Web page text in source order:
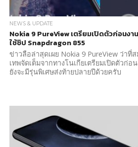
NEWS & UPDATE
Nokia 9 PureView เตรียมเปิดตัวก่อนงา
ใช้ชิป Snapdragon 855
ข่าวลือล่าสุดเผย Nokia 9 PureView ว่าที่
เทพจัดเต็มจากทางโนเกียเตรียมเปิดตัวก่อ
ยังจะมีรุ่นพิเศษส่งท้ายปลายปีด้วยครับ